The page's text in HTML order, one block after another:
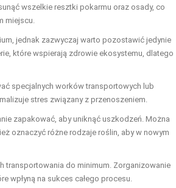
wszelkie resztki pokarmu oraz osady, co
miejscu.
jednak zazwyczaj warto pozostawić jedynie
które wspierają zdrowie ekosystemu, dlatego
specjalnych worków transportowych lub
stres związany z przenoszeniem.
zapakować, aby uniknąć uszkodzeń. Można
oznaczyć różne rodzaje roślin, aby w nowym
transportowania do minimum. Zorganizowanie
na sukces całego procesu.